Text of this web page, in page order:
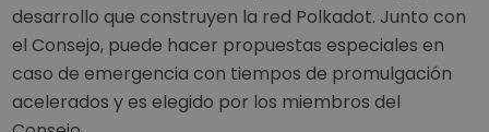
desarrollo que construyen la red Polkadot. Junto con
el Consejo, puede hacer propuestas especiales en
caso de emergencia con tiempos de promulgación
acelerados y es elegido por los miembros del